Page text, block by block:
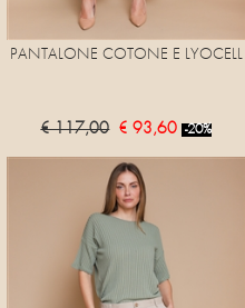
PANTALONE COTONE E LYOCELL
€ 117,00 € 93,60 -20%